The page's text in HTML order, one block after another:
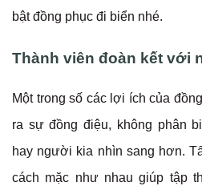
bật đồng phục đi biển nhé.
Thành viên đoàn kết với
Một trong số các lợi ích của
ra sự đồng điệu, không phân
hay người kia nhìn sang hơn.
cách mặc như nhau giúp tập